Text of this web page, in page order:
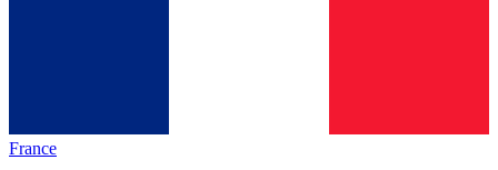
France